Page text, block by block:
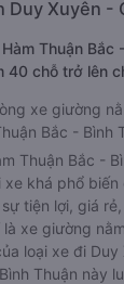
Duy Xuyên -
Thuận Bắc
40 chỗ trở lên
xe giường
Bắc - Bình
Thuận Bắc -
xe khá phổ
tiện lợi, giá
xe giường
loại xe đi
Thuận này